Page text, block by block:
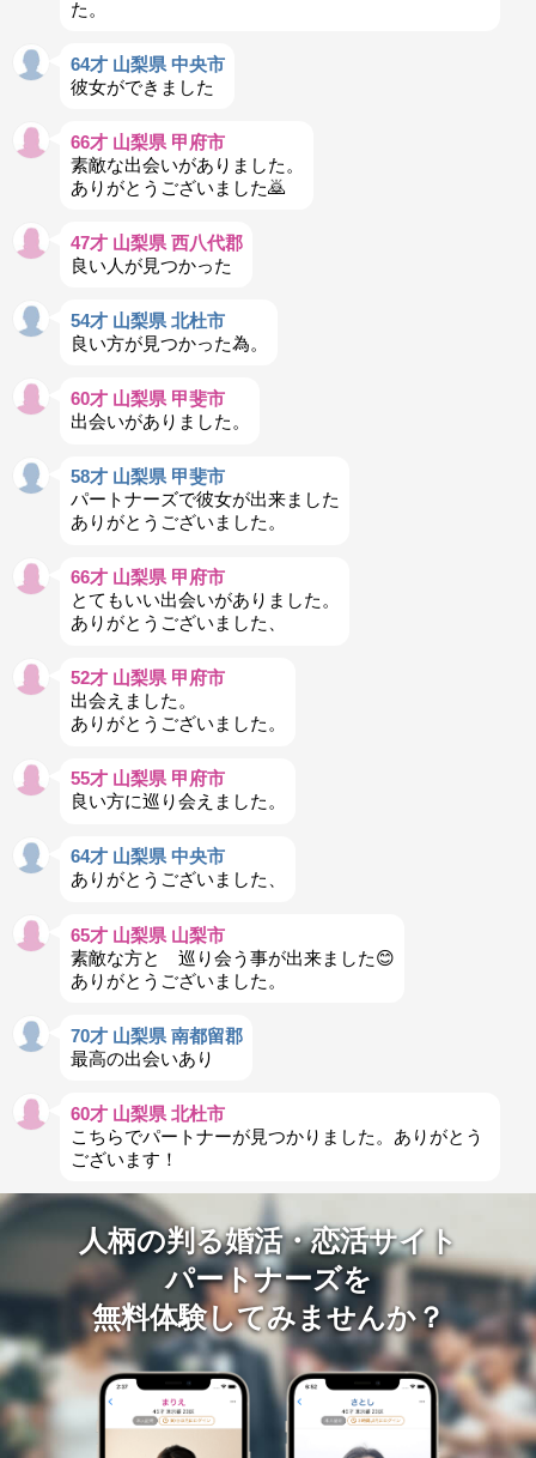
た。
64才 山梨県 中央市
彼女ができました
66才 山梨県 甲府市
素敵な出会いがありました。
ありがとうございました🙇
47才 山梨県 西八代郡
良い人が見つかった
54才 山梨県 北杜市
良い方が見つかった為。
60才 山梨県 甲斐市
出会いがありました。
58才 山梨県 甲斐市
パートナーズで彼女が出来ました
ありがとうございました。
66才 山梨県 甲府市
とてもいい出会いがありました。
ありがとうございました、
52才 山梨県 甲府市
出会えました。
ありがとうございました。
55才 山梨県 甲府市
良い方に巡り会えました。
64才 山梨県 中央市
ありがとうございました、
65才 山梨県 山梨市
素敵な方と 巡り会う事が出来ました😊
ありがとうございました。
70才 山梨県 南都留郡
最高の出会いあり
60才 山梨県 北杜市
こちらでパートナーが見つかりました。ありがとう
ございます！
人柄の判る婚活・恋活サイト
パートナーズを
無料体験してみませんか？